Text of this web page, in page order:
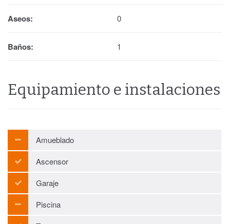
Aseos: 0
Baños: 1
Equipamiento e instalaciones
Amueblado
Ascensor
Garaje
Piscina